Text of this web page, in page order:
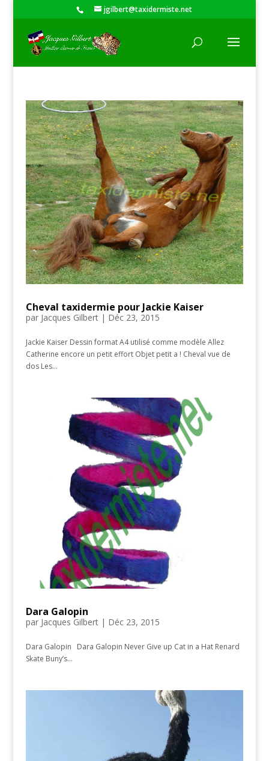
jgilbert@taxidermiste.net
Cheval taxidermie pour Jackie Kaiser
par Jacques Gilbert| Déc 23, 2015
Jackie Kaiser Dessin format A4 utilisé comme modèle Allez
Catherine encore un petit effort Objet petit a ! Cheval vue de
dos Les...
Dara Galopin
par Jacques Gilbert| Déc 23, 2015
Dara Galopin Dara Galopin Never Give up Cat in a Hat Renard
Skate Buny’s...